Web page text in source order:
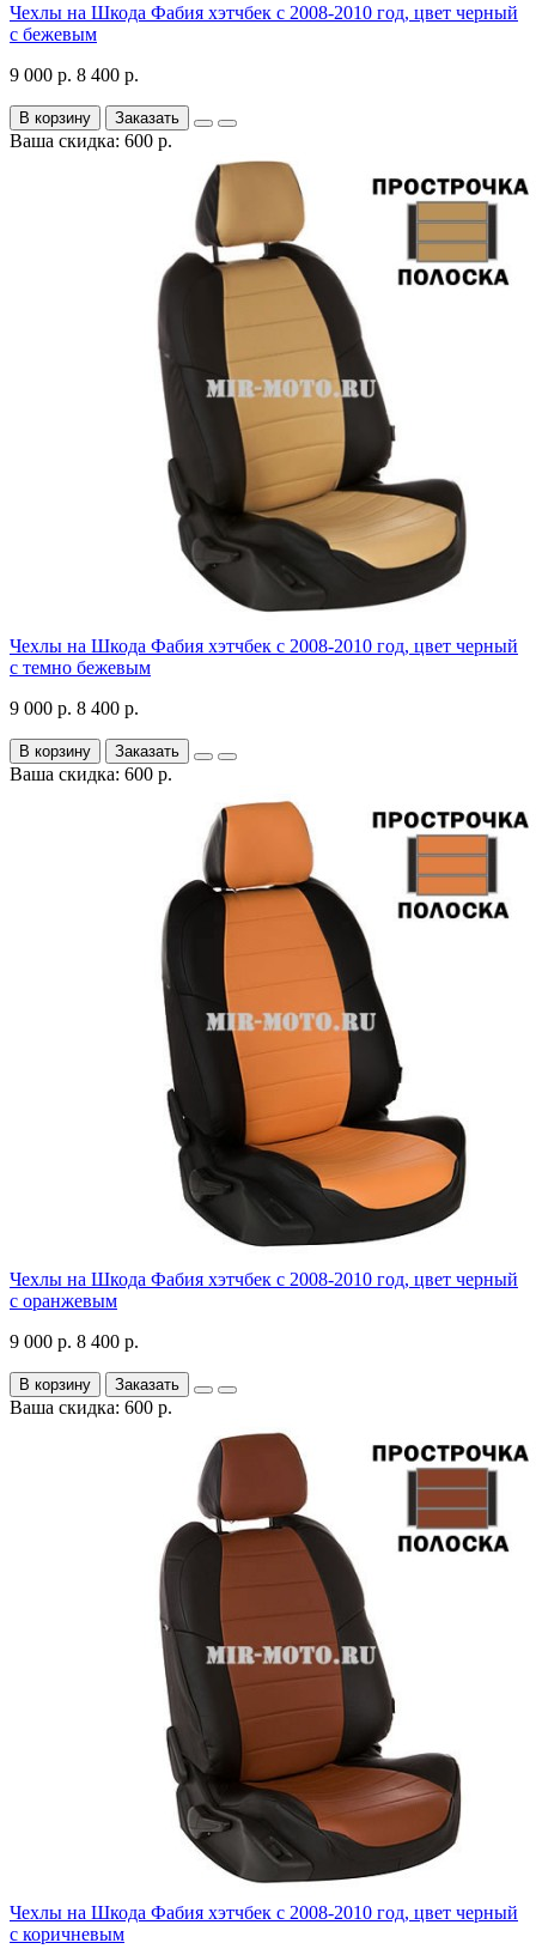
Чехлы на Шкода Фабия хэтчбек с 2008-2010 год, цвет черный
с бежевым
9 000 р. 8 400 р.
В корзину Заказать
Ваша скидка: 600 р.
Чехлы на Шкода Фабия хэтчбек с 2008-2010 год, цвет черный
с темно бежевым
9 000 р. 8 400 р.
В корзину Заказать
Ваша скидка: 600 р.
Чехлы на Шкода Фабия хэтчбек с 2008-2010 год, цвет черный
с оранжевым
9 000 р. 8 400 р.
В корзину Заказать
Ваша скидка: 600 р.
Чехлы на Шкода Фабия хэтчбек с 2008-2010 год, цвет черный
с коричневым